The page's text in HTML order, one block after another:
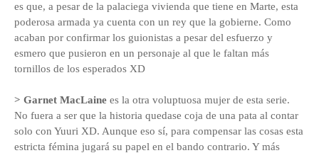
es que, a pesar de la palaciega vivienda que tiene en Marte, esta
poderosa armada ya cuenta con un rey que la gobierne. Como
acaban por confirmar los guionistas a pesar del esfuerzo y
esmero que pusieron en un personaje al que le faltan más
tornillos de los esperados XD
> Garnet MacLaine es la otra voluptuosa mujer de esta serie.
No fuera a ser que la historia quedase coja de una pata al contar
solo con Yuuri XD. Aunque eso sí, para compensar las cosas esta
estricta fémina jugará su papel en el bando contrario. Y más